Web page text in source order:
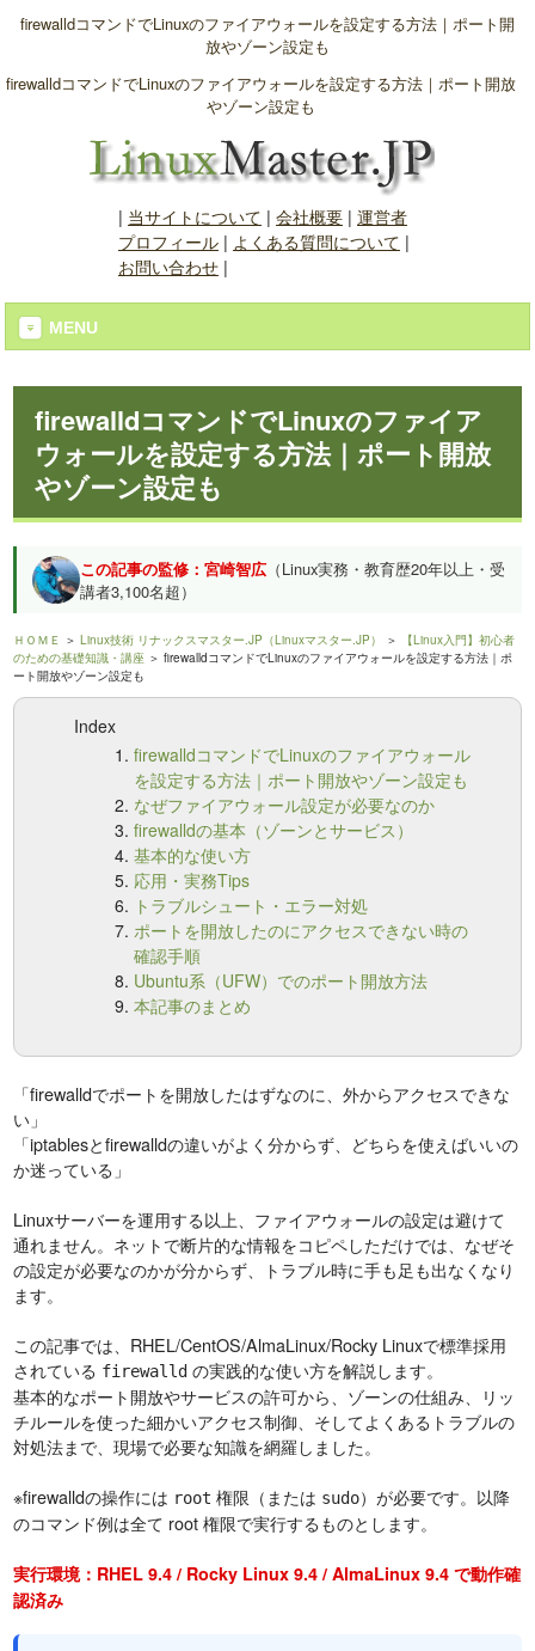
firewalldコマンドでLinuxのファイアウォールを設定する方法｜ポート開
放やゾーン設定も
firewalldコマンドでLinuxのファイアウォールを設定する方法｜ポート開放
やゾーン設定も
| 当サイトについて | 会社概要| 運営者
プロフィール| よくある質問について |
お問い合わせ|
MENU
firewalldコマンドでLinuxのファイア
ウォールを設定する方法｜ポート開放
やゾーン設定も
この記事の監修：宮崎智広 （Linux実務・教育歴20年以上・受
講者3,100名超）
ＨＯＭＥ ＞Linux技術 リナックスマスター.JP（Linuxマスター.JP） ＞
【Linux入門】初心者
のための基礎知識・講座 ＞ firewalldコマンドでLinuxのファイアウォールを設定する方法｜ポ
ート開放やゾーン設定も
Index
firewalldコマンドでLinuxのファイアウォール
を設定する方法｜ポート開放やゾーン設定も
なぜファイアウォール設定が必要なのか
firewalldの基本（ゾーンとサービス）
基本的な使い方
応用・実務Tips
トラブルシュート・エラー対処
ポートを開放したのにアクセスできない時の
確認手順
Ubuntu系（UFW）でのポート開放方法
本記事のまとめ
「firewalldでポートを開放したはずなのに、外からアクセスできな
い」
「iptablesとfirewalldの違いがよく分からず、どちらを使えばいいの
か迷っている」
Linuxサーバーを運用する以上、ファイアウォールの設定は避けて
通れません。ネットで断片的な情報をコピペしただけでは、なぜそ
の設定が必要なのかが分からず、トラブル時に手も足も出なくなり
ます。
この記事では、RHEL/CentOS/AlmaLinux/Rocky Linuxで標準採用
されている firewalld の実践的な使い方を解説します。
基本的なポート開放やサービスの許可から、ゾーンの仕組み、リッ
チルールを使った細かいアクセス制御、そしてよくあるトラブルの
対処法まで、現場で必要な知識を網羅しました。
※firewalldの操作には root 権限（または sudo）が必要です。以降
のコマンド例は全て root 権限で実行するものとします。
実行環境：RHEL 9.4 / Rocky Linux 9.4 / AlmaLinux 9.4 で動作確
認済み